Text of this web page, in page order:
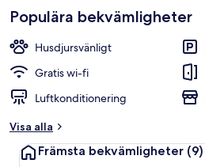
Populära bekvämligheter
Husdjursvänligt
Gratis wi-fi
Luftkonditionering
Visa alla
Främsta bekvämligheter (9)